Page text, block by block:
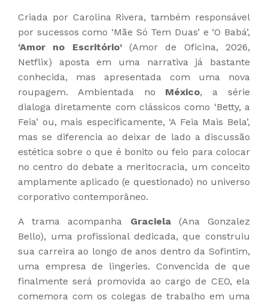
Criada por Carolina Rivera, também responsável
por sucessos como ‘Mãe Só Tem Duas’ e ‘O Babá’,
‘Amor no Escritório’(Amor de Oficina, 2026,
Netflix) aposta em uma narrativa já bastante
conhecida, mas apresentada com uma nova
roupagem. Ambientada no México, a série
dialoga diretamente com clássicos como ‘Betty, a
Feia’ ou, mais especificamente, ‘A Feia Mais Bela’,
mas se diferencia ao deixar de lado a discussão
estética sobre o que é bonito ou feio para colocar
no centro do debate a meritocracia, um conceito
amplamente aplicado (e questionado) no universo
corporativo contemporâneo.
A trama acompanha Graciela (Ana Gonzalez
Bello), uma profissional dedicada, que construiu
sua carreira ao longo de anos dentro da Sofintim,
uma empresa de lingeries. Convencida de que
finalmente será promovida ao cargo de CEO, ela
comemora com os colegas de trabalho em uma